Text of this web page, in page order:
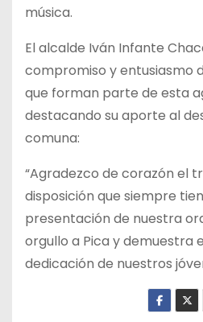
música.
El alcalde Iván Infante
compromiso y entusiasmo
que forman parte de esta
destacando su aporte al
comuna:
“Agradezco de corazón el
disposición que siempre
presentación de nuestra
orgullo a Pica y demuestra
dedicación de nuestros